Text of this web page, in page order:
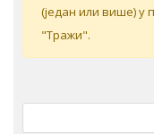
(jeдaн или вишe) у
"Tрaжи".